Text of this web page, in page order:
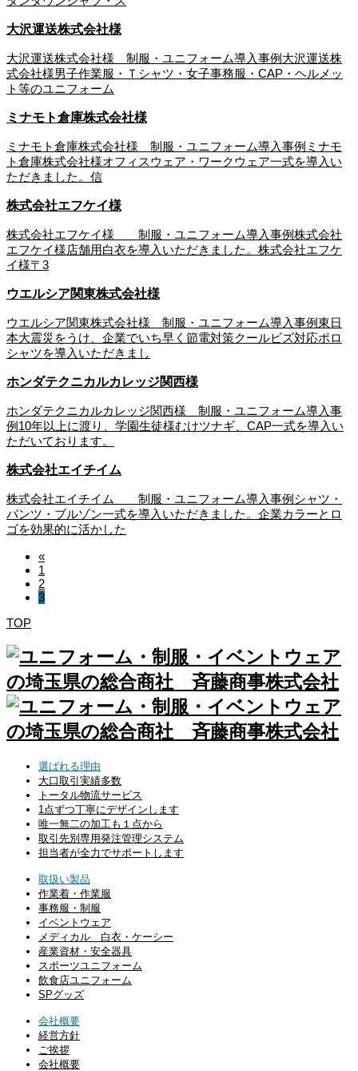
大沢運送株式会社様
大沢運送株式会社様 制服・ユニフォーム導入事例大沢運送株
式会社様男子作業服・Ｔシャツ・女子事務服・CAP・ヘルメッ
ト等のユニフォーム
ミナモト倉庫株式会社様
ミナモト倉庫株式会社様 制服・ユニフォーム導入事例ミナモ
ト倉庫株式会社様オフィスウェア・ワークウェア一式を導入い
ただきました。信
株式会社エフケイ様
株式会社エフケイ様 制服・ユニフォーム導入事例株式会社
エフケイ様店舗用白衣を導入いただきました。株式会社エフケ
イ様〒3
ウエルシア関東株式会社様
ウエルシア関東株式会社様 制服・ユニフォーム導入事例東日
本大震災をうけ、企業でいち早く節電対策クールビズ対応ポロ
シャツを導入いただきまし
ホンダテクニカルカレッジ関西様
ホンダテクニカルカレッジ関西様 制服・ユニフォーム導入事
例10年以上に渡り、学園生徒様むけツナギ、CAP一式を導入い
ただいております。
株式会社エイチイム
株式会社エイチイム 制服・ユニフォーム導入事例シャツ・
パンツ・ブルゾン一式を導入いただきました。企業カラーとロ
ゴを効果的に活かした
«
1
2
3
TOP
選ばれる理由
大口取引実績多数
トータル物流サービス
1点ずつ丁寧にデザインします
唯一無二の加工も１点から
取引先別専用発注管理システム
担当者が全力でサポートします
取扱い製品
作業着・作業服
事務服・制服
イベントウェア
メディカル 白衣・ケーシー
産業資材・安全器具
スポーツユニフォーム
飲食店ユニフォーム
SPグッズ
会社概要
経営方針
ご挨拶
会社概要